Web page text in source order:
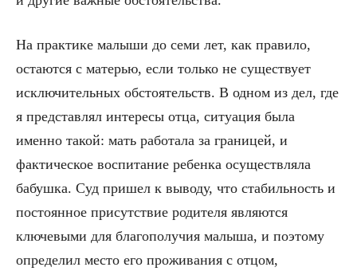
На практике малыши до семи лет, как правило,
остаются с матерью, если только не существует
исключительных обстоятельств. В одном из дел, где
я представлял интересы отца, ситуация была
именно такой: мать работала за границей, и
фактическое воспитание ребенка осуществляла
бабушка. Суд пришел к выводу, что стабильность и
постоянное присутствие родителя являются
ключевыми для благополучия малыша, и поэтому
определил место его проживания с отцом,